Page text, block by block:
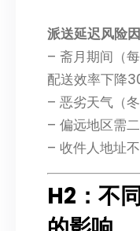
派送延迟风险
– 斋月期间（
配送效率下降
– 恶劣天气（
– 偏远地区需
– 收件人地址
H2：不